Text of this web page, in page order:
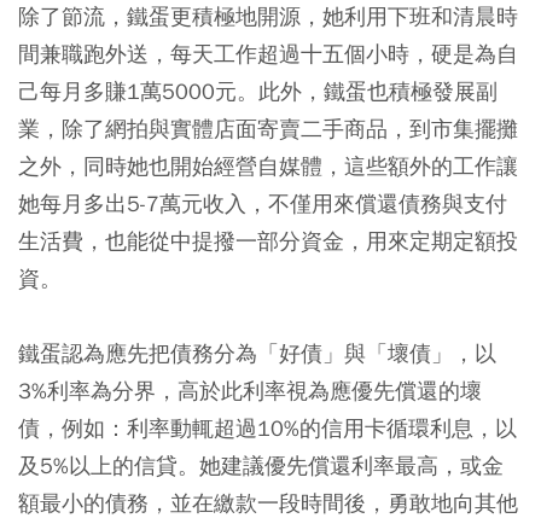
除了節流，鐵蛋更積極地開源，她利用下班和清晨時
間兼職跑外送，每天工作超過十五個小時，硬是為自
己每月多賺1萬5000元。此外，鐵蛋也積極發展副
業，除了網拍與實體店面寄賣二手商品，到市集擺攤
之外，同時她也開始經營自媒體，這些額外的工作讓
她每月多出5-7萬元收入，不僅用來償還債務與支付
生活費，也能從中提撥一部分資金，用來定期定額投
資。
鐵蛋認為應先把債務分為「好債」與「壞債」，以
3%利率為分界，高於此利率視為應優先償還的壞
債，例如：利率動輒超過10%的信用卡循環利息，以
及5%以上的信貸。她建議優先償還利率最高，或金
額最小的債務，並在繳款一段時間後，勇敢地向其他